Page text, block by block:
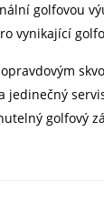
golfovou
vynikající
golfový